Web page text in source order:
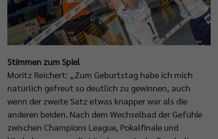
Stimmen zum Spiel
Moritz Reichert: „Zum Geburtstag habe ich mich
natürlich gefreut so deutlich zu gewinnen, auch
wenn der zweite Satz etwas knapper war als die
anderen beiden. Nach dem Wechselbad der Gefühle
zwischen Champions League, Pokalfinale und